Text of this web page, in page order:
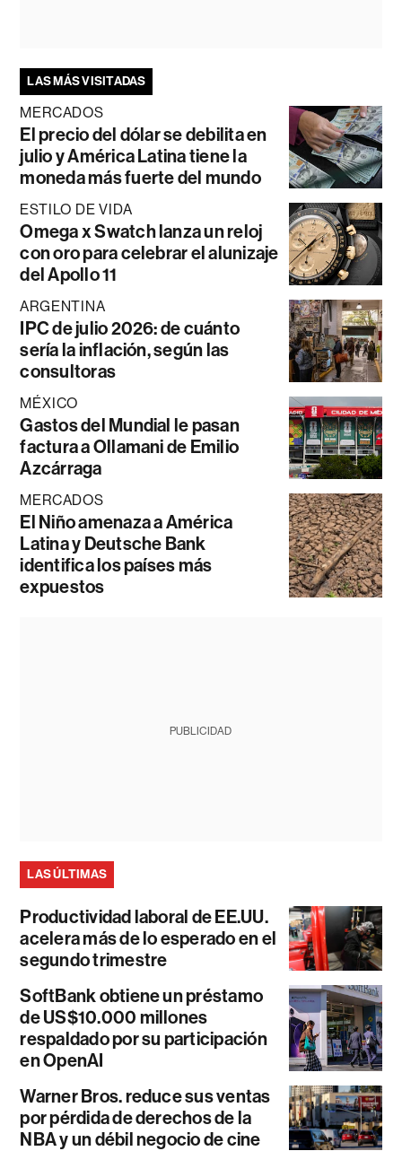
LAS MÁS VISITADAS
MERCADOS
El precio del dólar se debilita en
julio y América Latina tiene la
moneda más fuerte del mundo
ESTILO DE VIDA
Omega x Swatch lanza un reloj
con oro para celebrar el alunizaje
del Apollo 11
ARGENTINA
IPC de julio 2026: de cuánto
sería la inflación, según las
consultoras
MÉXICO
Gastos del Mundial le pasan
factura a Ollamani de Emilio
Azcárraga
MERCADOS
El Niño amenaza a América
Latina y Deutsche Bank
identifica los países más
expuestos
PUBLICIDAD
LAS ÚLTIMAS
Productividad laboral de EE.UU.
acelera más de lo esperado en el
segundo trimestre
SoftBank obtiene un préstamo
de US$10.000 millones
respaldado por su participación
en OpenAI
Warner Bros. reduce sus ventas
por pérdida de derechos de la
NBA y un débil negocio de cine